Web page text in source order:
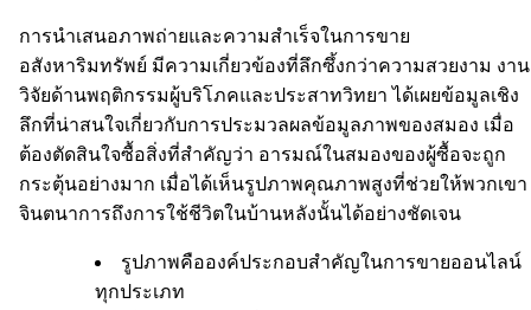
การนำเสนอภาพถ่ายและความสำเร็จในการขาย
อสังหาริมทรัพย์ มีความเกี่ยวข้องที่ลึกซึ้งกว่าความสวยงาม งาน
วิจัยด้านพฤติกรรมผู้บริโภคและประสาทวิทยา ได้เผยข้อมูลเชิง
ลึกที่น่าสนใจเกี่ยวกับการประมวลผลข้อมูลภาพของสมอง เมื่อ
ต้องตัดสินใจซื้อสิ่งที่สำคัญว่า อารมณ์ในสมองของผู้ซื้อจะถูก
กระตุ้นอย่างมาก เมื่อได้เห็นรูปภาพคุณภาพสูงที่ช่วยให้พวกเขา
จินตนาการถึงการใช้ชีวิตในบ้านหลังนั้นได้อย่างชัดเจน
รูปภาพคือองค์ประกอบสำคัญในการขายออนไลน์
ทุกประเภท